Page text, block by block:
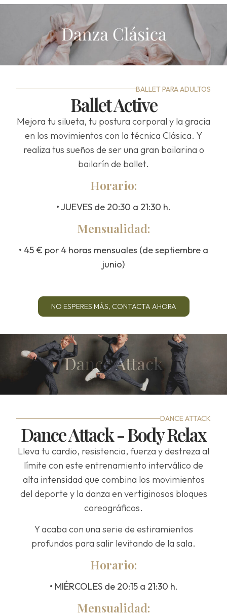
BALLET PARA ADULTOS
Ballet Active
Mejora tu silueta, tu postura corporal y la gracia
en los movimientos con la técnica Clásica. Y
realiza tus sueños de ser una gran bailarina o
bailarín de ballet.
Horario:
• JUEVES de 20:30 a 21:30 h.
Mensualidad:
• 45 € por 4 horas mensuales (de septiembre a
junio)
NO ESPERES MÁS, CONTACTA AHORA
DANCE ATTACK
Dance Attack - Body Relax
Lleva tu cardio, resistencia, fuerza y destreza al
límite con este entrenamiento interválico de
alta intensidad que combina los movimientos
del deporte y la danza en vertiginosos bloques
coreográficos.
Y acaba con una serie de estiramientos
profundos para salir levitando de la sala.
Horario:
• MIÉRCOLES de 20:15 a 21:30 h.
Mensualidad: